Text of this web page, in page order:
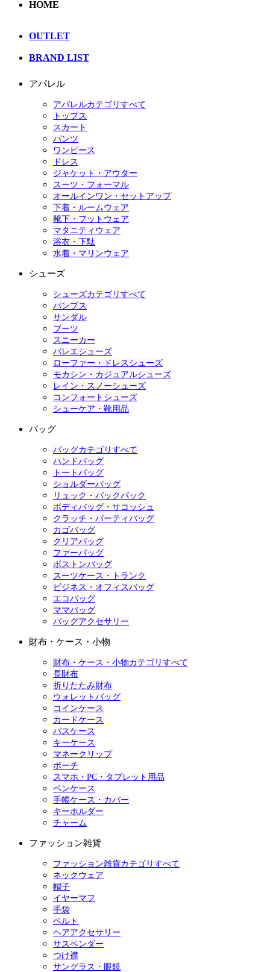
HOME
OUTLET
BRAND LIST
アパレル
アパレルカテゴリすべて
トップス
スカート
パンツ
ワンピース
ドレス
ジャケット・アウター
スーツ・フォーマル
オールインワン・セットアップ
下着・ルームウェア
靴下・フットウェア
マタニティウェア
浴衣・下駄
水着・マリンウェア
シューズ
シューズカテゴリすべて
パンプス
サンダル
ブーツ
スニーカー
バレエシューズ
ローファー・ドレスシューズ
モカシン・カジュアルシューズ
レイン・スノーシューズ
コンフォートシューズ
シューケア・靴用品
バッグ
バッグカテゴリすべて
ハンドバッグ
トートバッグ
ショルダーバッグ
リュック・バックパック
ボディバッグ・サコッシュ
クラッチ・パーティバッグ
カゴバッグ
クリアバッグ
ファーバッグ
ボストンバッグ
スーツケース・トランク
ビジネス・オフィスバッグ
エコバッグ
ママバッグ
バッグアクセサリー
財布・ケース・小物
財布・ケース・小物カテゴリすべて
長財布
折りたたみ財布
ウォレットバッグ
コインケース
カードケース
パスケース
キーケース
マネークリップ
ポーチ
スマホ・PC・タブレット用品
ペンケース
手帳ケース・カバー
キーホルダー
チャーム
ファッション雑貨
ファッション雑貨カテゴリすべて
ネックウェア
帽子
イヤーマフ
手袋
ベルト
ヘアアクセサリー
サスペンダー
つけ襟
サングラス・眼鏡